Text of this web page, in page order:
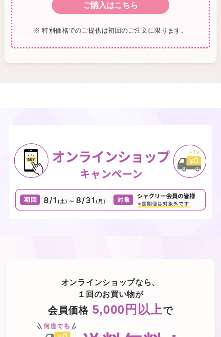
ご購入はこちら
※ 特別価格でのご提供は初回のご注文に限ります。
オンラインショップなら、
１回のお買い物が
会員価格 5,000円以上で